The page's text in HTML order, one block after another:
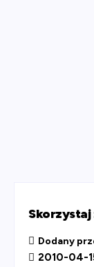
Skorzystaj
Dodany
2010-04-